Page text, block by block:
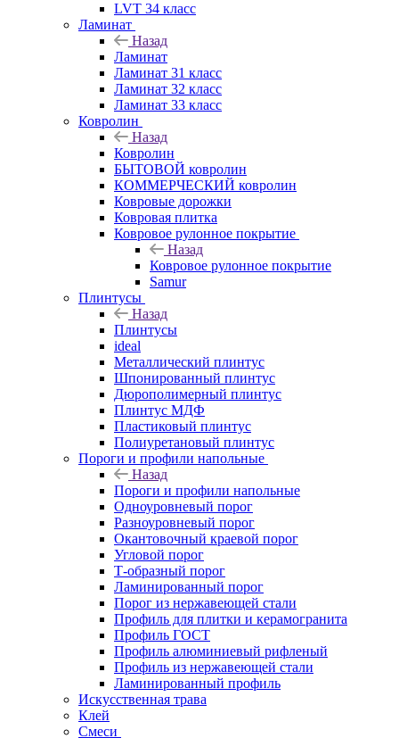
LVT 34 класс
Ламинат
Назад
Ламинат
Ламинат 31 класс
Ламинат 32 класс
Ламинат 33 класс
Ковролин
Назад
Ковролин
БЫТОВОЙ ковролин
КОММЕРЧЕСКИЙ ковролин
Ковровые дорожки
Ковровая плитка
Ковровое рулонное покрытие
Назад
Ковровое рулонное покрытие
Samur
Плинтусы
Назад
Плинтусы
ideal
Металлический плинтус
Шпонированный плинтус
Дюрополимерный плинтус
Плинтус МДФ
Пластиковый плинтус
Полиуретановый плинтус
Пороги и профили напольные
Назад
Пороги и профили напольные
Одноуровневый порог
Разноуровневый порог
Окантовочный краевой порог
Угловой порог
Т-образный порог
Ламинированный порог
Порог из нержавеющей стали
Профиль для плитки и керамогранита
Профиль ГОСТ
Профиль алюминиевый рифленый
Профиль из нержавеющей стали
Ламинированный профиль
Искусственная трава
Клей
Смеси